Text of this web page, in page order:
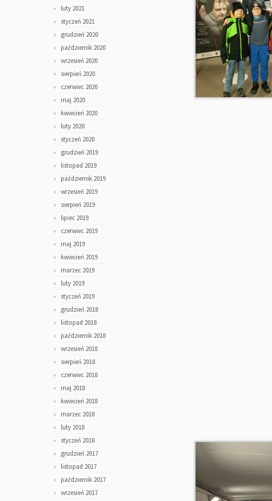
luty 2021
styczeń 2021
grudzień 2020
październik 2020
wrzesień 2020
sierpień 2020
czerwiec 2020
maj 2020
kwiecień 2020
luty 2020
styczeń 2020
grudzień 2019
listopad 2019
październik 2019
wrzesień 2019
sierpień 2019
lipiec 2019
czerwiec 2019
maj 2019
kwiecień 2019
marzec 2019
luty 2019
styczeń 2019
grudzień 2018
listopad 2018
październik 2018
wrzesień 2018
sierpień 2018
czerwiec 2018
maj 2018
kwiecień 2018
marzec 2018
luty 2018
styczeń 2018
grudzień 2017
listopad 2017
październik 2017
wrzesień 2017